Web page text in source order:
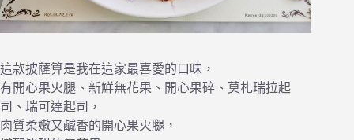
這款披薩算是我在這家最喜愛的口味，
有開心果火腿、新鮮無花果、開心果碎、莫札瑞拉起
司、瑞可達起司，
肉質柔嫩又鹹香的開心果火腿，